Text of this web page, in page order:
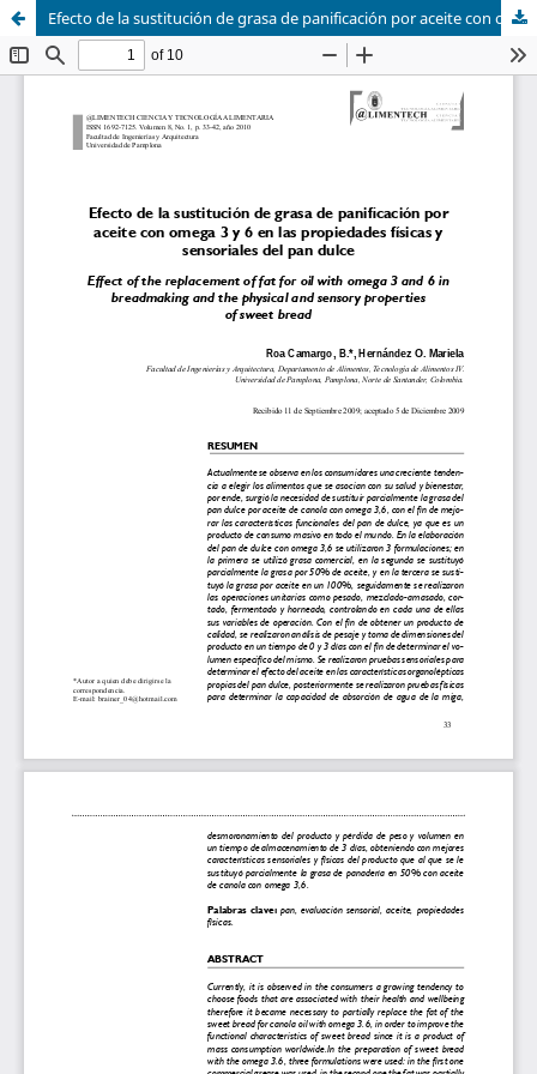
Efecto de la sustitución de grasa de panificación por aceite con omega 3 y 6 en las propiedades físicas y sensoriales del pan dulce